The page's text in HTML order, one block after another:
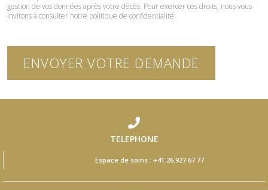
gestion de vos données après votre décès. Pour exercer ces droits, nous vous
invitons à consulter notre politique de confidentialité.
TELEPHONE
Espace de soins : +41.26.927.67.77